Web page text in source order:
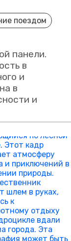
поездом
панели.
в
и
в
и